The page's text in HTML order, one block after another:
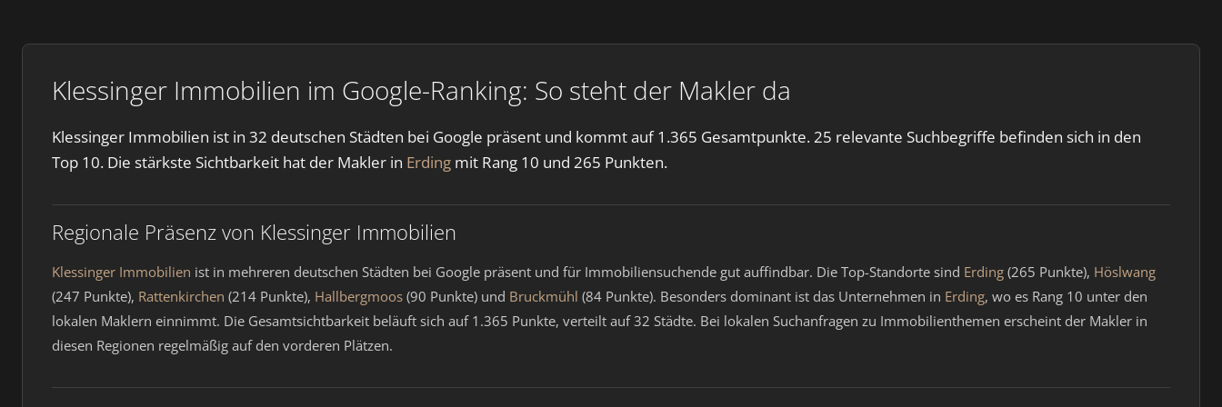
Klessinger Immobilien im Google-Ranking: So steht der Makler da
Klessinger Immobilien ist in 32 deutschen Städten bei Google präsent und kommt auf 1.365 Gesamtpunkte. 25 relevante Suchbegriffe befinden sich in den
Top 10. Die stärkste Sichtbarkeit hat der Makler in Erding mit Rang 10 und 265 Punkten.
Regionale Präsenz von Klessinger Immobilien
Klessinger Immobilien ist in mehreren deutschen Städten bei Google präsent und für Immobiliensuchende gut auffindbar. Die Top-Standorte sind Erding (265 Punkte), Höslwang
(247 Punkte), Rattenkirchen (214 Punkte), Hallbergmoos (90 Punkte) und Bruckmühl (84 Punkte). Besonders dominant ist das Unternehmen in Erding, wo es Rang 10 unter den
lokalen Maklern einnimmt. Die Gesamtsichtbarkeit beläuft sich auf 1.365 Punkte, verteilt auf 32 Städte. Bei lokalen Suchanfragen zu Immobilienthemen erscheint der Makler in
diesen Regionen regelmäßig auf den vorderen Plätzen.